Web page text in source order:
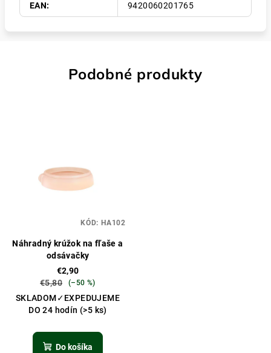
EAN: 9420060201765
Podobné produkty
Náhradný krúžok na fľaše a
odsávačky
€2,90
€5,80
(–50 %)
SKLADOM✓EXPEDUJEME
DO 24 hodín (>5 ks)
Do košíka
KÓD: HA102